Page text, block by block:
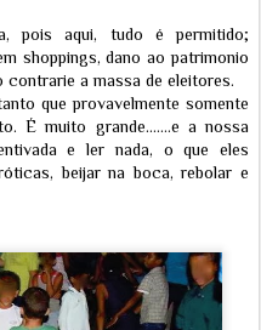
pois aqui, tudo é permitido;
shoppings, dano ao patrimonio
contrarie a massa de eleitores.
que provavelmente somente
É muito grande.......e a nossa
e ler nada, o que eles
beijar na boca, rebolar e